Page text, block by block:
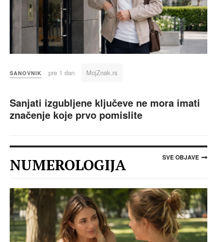
SANOVNIK pre 1 dan MojZnak.rs
Sanjati izgubljene ključeve ne mora imati
značenje koje prvo pomislite
NUMEROLOGIJA SVE OBJAVE